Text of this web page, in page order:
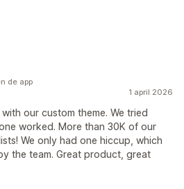
1 april 2026
our custom theme. We tried
worked. More than 30K of our
We only had one hiccup, which
the team. Great product, great
de app